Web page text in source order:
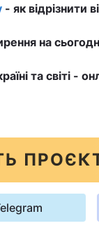
- як відрізнити
на
та світі -